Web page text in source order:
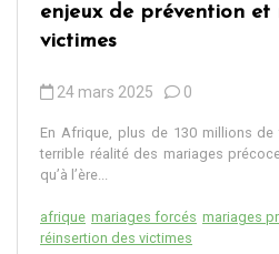
enjeux de prévention et
victimes
24 mars 2025 0
En Afrique, plus de 130 millions
terrible réalité des mariages
qu’à l’ère...
afrique mariages forcés mariages
réinsertion des victimes